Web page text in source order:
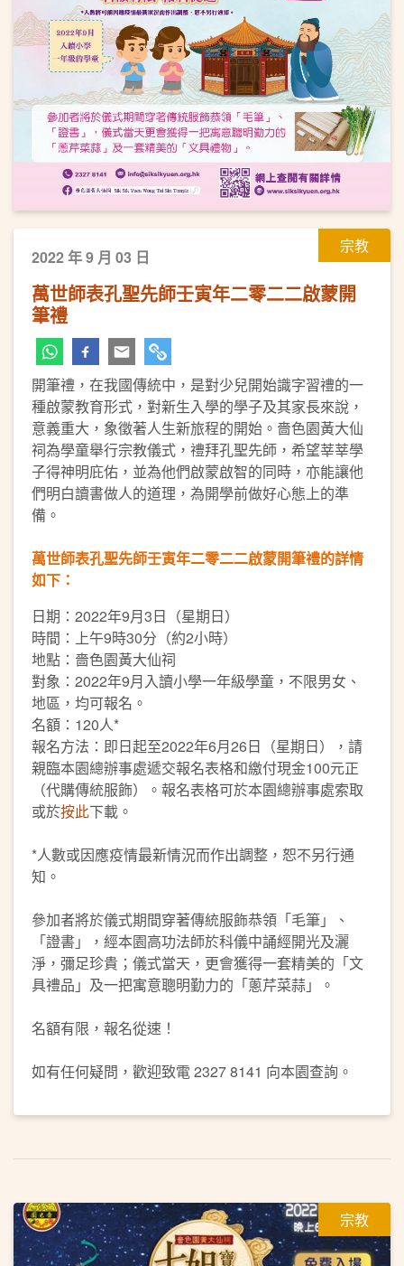
宗教
2022 年 9 月 03 日
萬世師表孔聖先師壬寅年二零二二啟蒙開
筆禮
開筆禮，在我國傳統中，是對少兒開始識字習禮的一
種啟蒙教育形式，對新生入學的學子及其家長來說，
意義重大，象徵著人生新旅程的開始。嗇色園黃大仙
祠為學童舉行宗教儀式，禮拜孔聖先師，希望莘莘學
子得神明庇佑，並為他們啟蒙啟智的同時，亦能讓他
們明白讀書做人的道理，為開學前做好心態上的準
備。
萬世師表孔聖先師壬寅年二零二二啟蒙開筆禮的詳情
如下：
日期：2022年9月3日（星期日）
時間：上午9時30分（約2小時）
地點：嗇色園黃大仙祠
對象：2022年9月入讀小學一年級學童，不限男女、
地區，均可報名。
名額：120人*
報名方法：即日起至2022年6月26日（星期日），請
親臨本園總辦事處遞交報名表格和繳付現金100元正
（代購傳統服飾）。報名表格可於本園總辦事處索取
或於按此下載。
*人數或因應疫情最新情況而作出調整，恕不另行通
知。
參加者將於儀式期間穿著傳統服飾恭領「毛筆」、
「證書」，經本園高功法師於科儀中誦經開光及灑
淨，彌足珍貴；儀式當天，更會獲得一套精美的「文
具禮品」及一把寓意聰明勤力的「蔥芹菜蒜」。
名額有限，報名從速！
如有任何疑問，歡迎致電 2327 8141 向本園查詢。
宗教